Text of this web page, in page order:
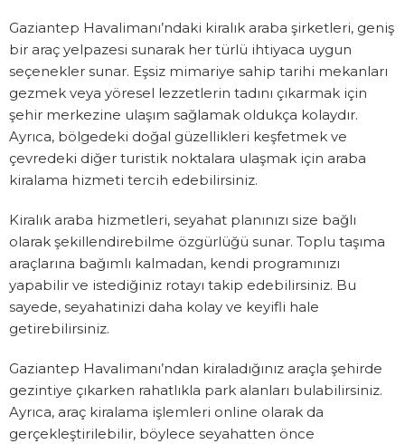
Gaziantep Havalimanı’ndaki kiralık araba şirketleri, geniş
bir araç yelpazesi sunarak her türlü ihtiyaca uygun
seçenekler sunar. Eşsiz mimariye sahip tarihi mekanları
gezmek veya yöresel lezzetlerin tadını çıkarmak için
şehir merkezine ulaşım sağlamak oldukça kolaydır.
Ayrıca, bölgedeki doğal güzellikleri keşfetmek ve
çevredeki diğer turistik noktalara ulaşmak için araba
kiralama hizmeti tercih edebilirsiniz.
Kiralık araba hizmetleri, seyahat planınızı size bağlı
olarak şekillendirebilme özgürlüğü sunar. Toplu taşıma
araçlarına bağımlı kalmadan, kendi programınızı
yapabilir ve istediğiniz rotayı takip edebilirsiniz. Bu
sayede, seyahatinizi daha kolay ve keyifli hale
getirebilirsiniz.
Gaziantep Havalimanı’ndan kiraladığınız araçla şehirde
gezintiye çıkarken rahatlıkla park alanları bulabilirsiniz.
Ayrıca, araç kiralama işlemleri online olarak da
gerçekleştirilebilir, böylece seyahatten önce